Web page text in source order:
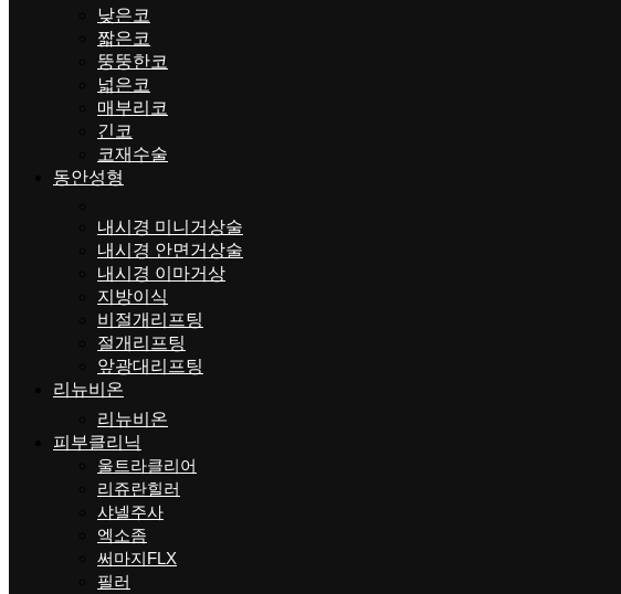
낮은코
짧은코
뚱뚱한코
넓은코
매부리코
긴코
코재수술
동안성형
내시경 미니거상술
내시경 안면거상술
내시경 이마거상
지방이식
비절개리프팅
절개리프팅
앞광대리프팅
리뉴비온
리뉴비온
피부클리닉
울트라클리어
리쥬란힐러
샤넬주사
엑소좀
써마지FLX
필러